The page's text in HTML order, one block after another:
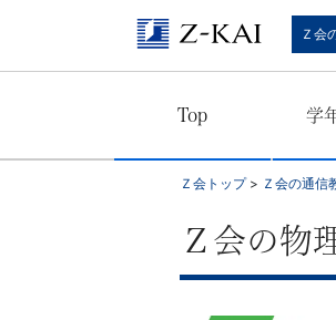
会
Ｚ会
Top 学
Ｚ会トップ> Ｚ会の通信
Ｚ会の物